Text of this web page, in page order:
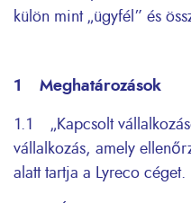
külön mint „ügyfél” és
1 Meghatározások
1.1 „Kapcsolt
vállalkozás, amely
alatt tartja a Lyreco céget.